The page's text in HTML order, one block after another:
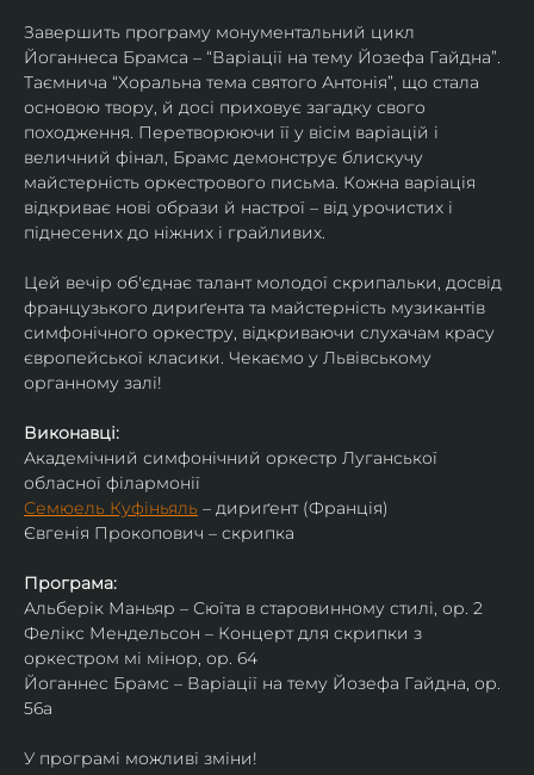
Завершить програму монументальний цикл
Йоганнеса Брамса – “Варіації на тему Йозефа Гайдна”.
Таємнича “Хоральна тема святого Антонія”, що стала
основою твору, й досі приховує загадку свого
походження. Перетворюючи її у вісім варіацій і
величний фінал, Брамс демонструє блискучу
майстерність оркестрового письма. Кожна варіація
відкриває нові образи й настрої – від урочистих і
піднесених до ніжних і грайливих.
Цей вечір об'єднає талант молодої скрипальки, досвід
французького дириґента та майстерність музикантів
симфонічного оркестру, відкриваючи слухачам красу
європейської класики. Чекаємо у Львівському
органному залі!
Виконавці:
Академічний симфонічний оркестр Луганської
обласної філармонії
Семюель Куфіньяль – дириґент (Франція)
Євгенія Прокопович – скрипка
Програма:
Альберік Маньяр – Сюїта в старовинному стилі, ор. 2
Фелікс Мендельсон – Концерт для скрипки з
оркестром мі мінор, ор. 64
Йоганнес Брамс – Варіації на тему Йозефа Гайдна, ор.
56a
У програмі можливі зміни!